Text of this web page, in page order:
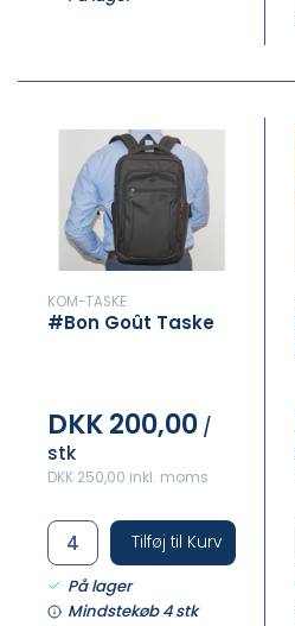
KOM-TASKE
#Bon Goût Taske
DKK 200,00 /
stk
DKK 250,00 inkl. moms
Tilføj til Kurv
På lager
Mindstekøb 4 stk